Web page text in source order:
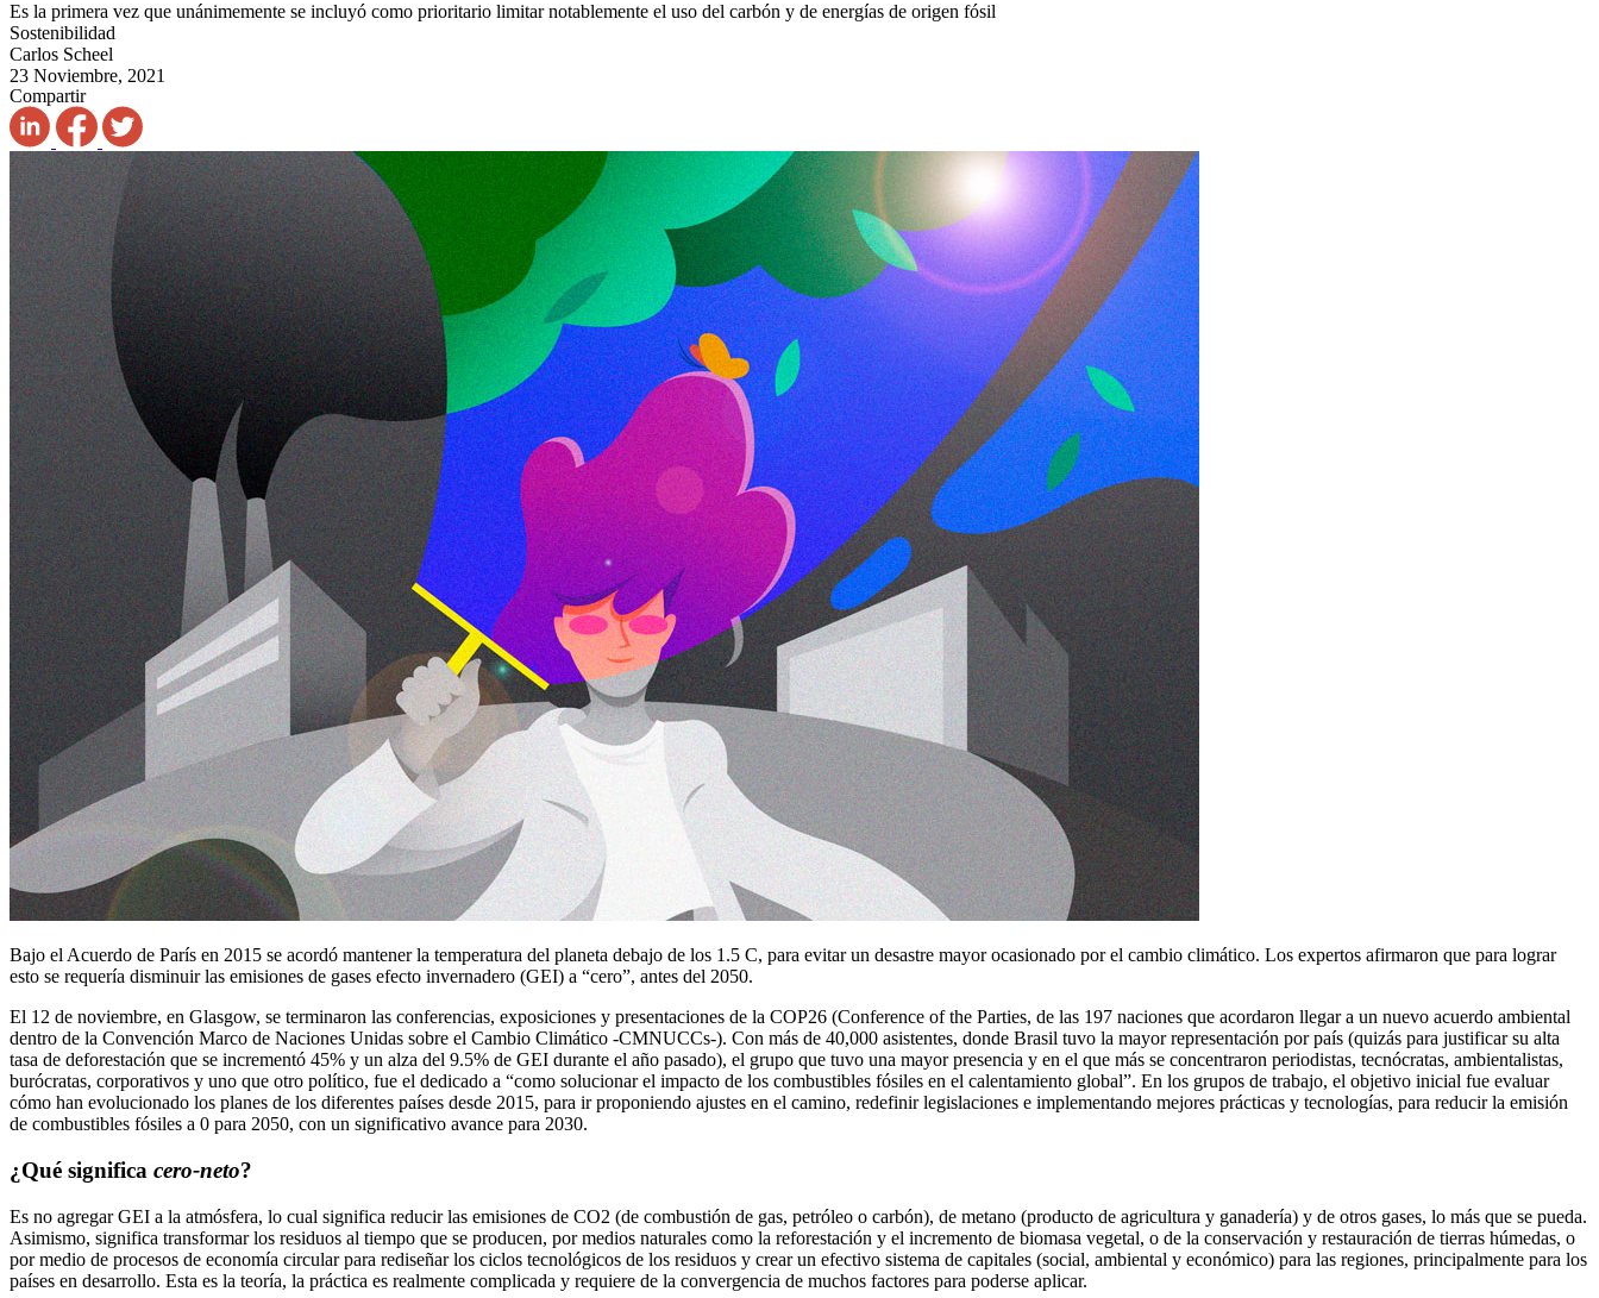
Es la primera vez que unánimemente se incluyó como prioritario limitar notablemente el uso del carbón y de energías de origen fósil
Sostenibilidad
Carlos Scheel
23 Noviembre, 2021
Compartir
Bajo el Acuerdo de París en 2015 se acordó mantener la temperatura del planeta debajo de los 1.5 C, para evitar un desastre mayor ocasionado por el cambio climático. Los expertos afirmaron que para lograr
esto se requería disminuir las emisiones de gases efecto invernadero (GEI) a “cero”, antes del 2050.
El 12 de noviembre, en Glasgow, se terminaron las conferencias, exposiciones y presentaciones de la COP26 (Conference of the Parties, de las 197 naciones que acordaron llegar a un nuevo acuerdo ambiental
dentro de la Convención Marco de Naciones Unidas sobre el Cambio Climático -CMNUCCs-). Con más de 40,000 asistentes, donde Brasil tuvo la mayor representación por país (quizás para justificar su alta
tasa de deforestación que se incrementó 45% y un alza del 9.5% de GEI durante el año pasado), el grupo que tuvo una mayor presencia y en el que más se concentraron periodistas, tecnócratas, ambientalistas,
burócratas, corporativos y uno que otro político, fue el dedicado a “como solucionar el impacto de los combustibles fósiles en el calentamiento global”. En los grupos de trabajo, el objetivo inicial fue evaluar
cómo han evolucionado los planes de los diferentes países desde 2015, para ir proponiendo ajustes en el camino, redefinir legislaciones e implementando mejores prácticas y tecnologías, para reducir la emisión
de combustibles fósiles a 0 para 2050, con un significativo avance para 2030.
¿Qué significa cero-neto?
Es no agregar GEI a la atmósfera, lo cual significa reducir las emisiones de CO2 (de combustión de gas, petróleo o carbón), de metano (producto de agricultura y ganadería) y de otros gases, lo más que se pueda.
Asimismo, significa transformar los residuos al tiempo que se producen, por medios naturales como la reforestación y el incremento de biomasa vegetal, o de la conservación y restauración de tierras húmedas, o
por medio de procesos de economía circular para rediseñar los ciclos tecnológicos de los residuos y crear un efectivo sistema de capitales (social, ambiental y económico) para las regiones, principalmente para los
países en desarrollo. Esta es la teoría, la práctica es realmente complicada y requiere de la convergencia de muchos factores para poderse aplicar.